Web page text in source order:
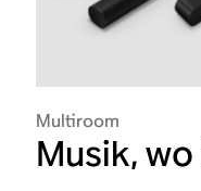
Multiroom
Musik,